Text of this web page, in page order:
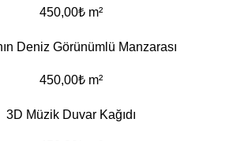
450,00₺ m²
Deniz Görünümlü Manzarası
450,00₺ m²
3D Müzik Duvar Kağıdı